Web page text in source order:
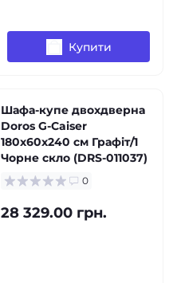
Купити
Шафа-купе двохдверна
Doros G-Caiser
180х60х240 см Графіт/1
Чорне скло (DRS-011037)
0
28 329.00 грн.